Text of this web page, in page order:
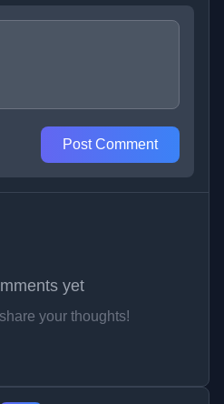
Post Comment
yet
your thoughts!